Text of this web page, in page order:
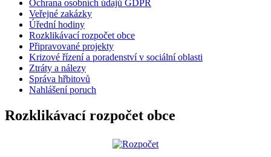
Ochrana osobních údajů GDPR
Veřejné zakázky
Úřední hodiny
Rozklikávací rozpočet obce
Připravované projekty
Krizové řízení a poradenství v sociální oblasti
Ztráty a nálezy
Správa hřbitovů
Nahlášení poruch
Rozklikávací rozpočet obce